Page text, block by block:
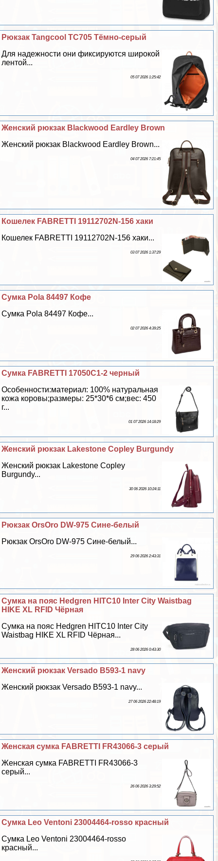
Рюкзак Tangcool TC705 Тёмно-серый
Для надежности они фиксируются широкой
лентой...
05 07 2026 1:25:42
Женский рюкзак Blackwood Eardley Brown
Женский рюкзак Blackwood Eardley Brown...
04 07 2026 7:21:45
Кошелек FABRETTI 19112702N-156 хаки
Кошелек FABRETTI 19112702N-156 хаки...
03 07 2026 1:37:29
Сумка Pola 84497 Кофе
Сумка Pola 84497 Кофе...
02 07 2026 4:39:25
Сумка FABRETTI 17050C1-2 черный
Особенности:материал: 100% натуральная
кожа коровы;размеры: 25*30*6 см;вес: 450
г...
01 07 2026 14:18:29
Женский рюкзак Lakestone Copley Burgundy
Женский рюкзак Lakestone Copley
Burgundy...
30 06 2026 10:24:11
Рюкзак OrsOro DW-975 Сине-белый
Рюкзак OrsOro DW-975 Сине-белый...
29 06 2026 2:43:31
Сумка на пояс Hedgren HITC10 Inter City Waistbag
HIKE XL RFID Чёрная
Сумка на пояс Hedgren HITC10 Inter City
Waistbag HIKE XL RFID Чёрная...
28 06 2026 0:43:30
Женский рюкзак Versado B593-1 navy
Женский рюкзак Versado B593-1 navy...
27 06 2026 22:48:19
Женская сумка FABRETTI FR43066-3 серый
Женская сумка FABRETTI FR43066-3
серый...
26 06 2026 3:29:52
Сумка Leo Ventoni 23004464-rosso красный
Сумка Leo Ventoni 23004464-rosso
красный...